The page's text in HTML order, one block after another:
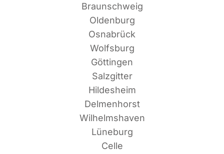
Braun­schweig
Oldenburg
Osnabrück
Wolfsburg
Göttingen
Salzgitter
Hildesheim
Delmenhorst
Wilhelmshaven
Lüneburg
Celle